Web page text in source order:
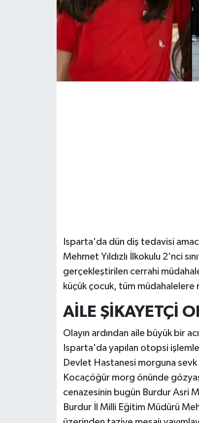
Isparta'da dün diş tedavisi
Mehmet Yıldızlı İlkokulu 2'nci
gerçekleştirilen cerrahi
küçük çocuk, tüm müdahalelere
AİLE ŞİKAYETÇİ
Olayın ardından aile büyük bir
Isparta'da yapılan otopsi
Devlet Hastanesi morguna
Kocaçöğür morg önünde
cenazesinin bugün Burdur Asri
Burdur İl Milli Eğitim Müdürü
Sivil Toplum